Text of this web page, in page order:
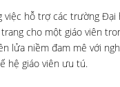
hỗ trợ các trường
cho một giáo viên
lửa niềm đam mê với
hệ giáo viên ưu tú.